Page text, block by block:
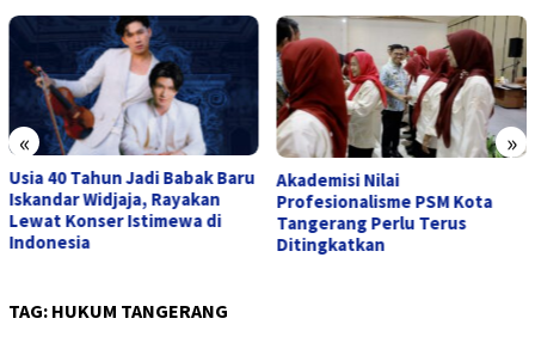
« »
Usia 40 Tahun Jadi Babak Baru
Iskandar Widjaja, Rayakan
Lewat Konser Istimewa di
Indonesia
Akademisi Nilai
Profesionalisme PSM Kota
Tangerang Perlu Terus
Ditingkatkan
TAG: HUKUM TANGERANG